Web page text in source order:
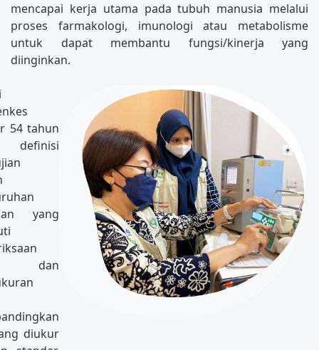
mencapai kerja utama pada tubuh manusia melalui
proses farmakologi, imunologi atau metabolisme
untuk dapat membantu fungsi/kinerja yang
diinginkan.
54 tahun
definisi
yang
dan
diukur